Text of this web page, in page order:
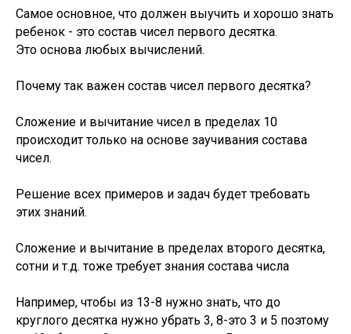
Самое основное, что должен выучить и хорошо знать
ребенок - это состав чисел первого десятка.
Это основа любых вычислений.
Почему так важен состав чисел первого десятка?
Сложение и вычитание чисел в пределах 10
происходит только на основе заучивания состава
чисел.
Решение всех примеров и задач будет требовать
этих знаний.
Сложение и вычитание в пределах второго десятка,
сотни и т.д. тоже требует знания состава числа
Например, чтобы из 13-8 нужно знать, что до
круглого десятка нужно убрать 3, 8-это 3 и 5 поэтому